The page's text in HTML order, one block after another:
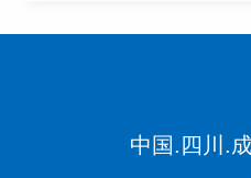
中国.四川.